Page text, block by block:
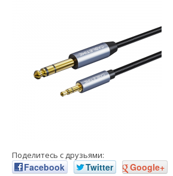
Поделитесь с друзьями:
Facebook Twitter Google+